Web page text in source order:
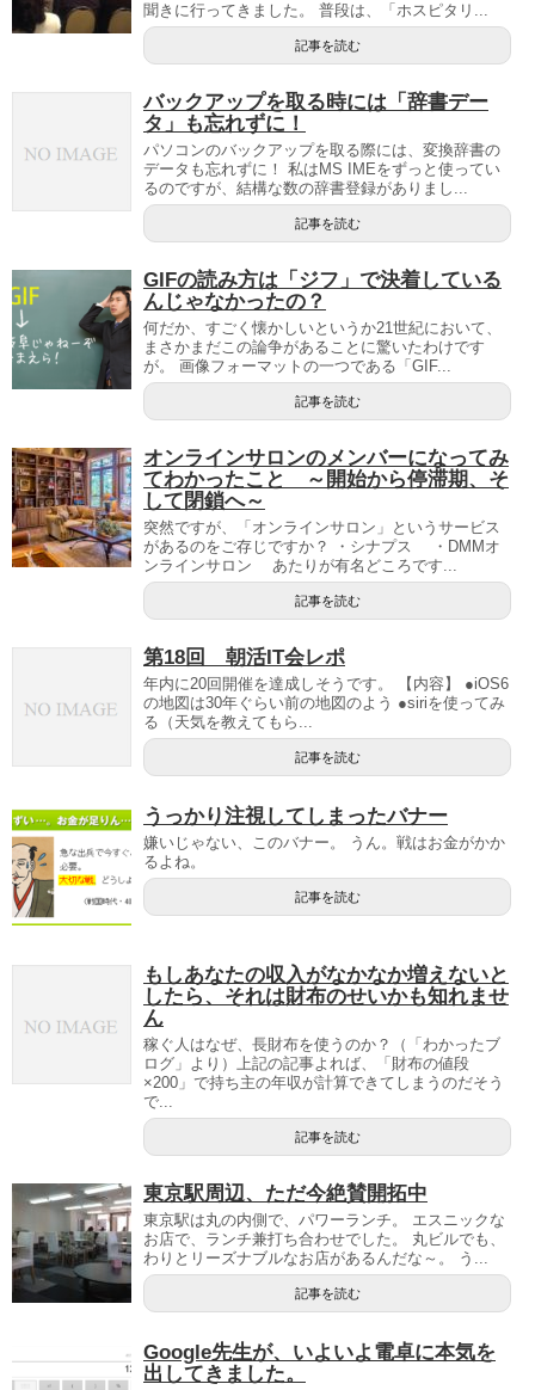
聞きに行ってきました。 普段は、「ホスピタリ...
記事を読む
バックアップを取る時には「辞書デー
タ」も忘れずに！
パソコンのバックアップを取る際には、変換辞書の
データも忘れずに！ 私はMS IMEをずっと使ってい
るのですが、結構な数の辞書登録がありまし...
記事を読む
GIFの読み方は「ジフ」で決着している
んじゃなかったの？
何だか、すごく懐かしいというか21世紀において、
まさかまだこの論争があることに驚いたわけです
が。 画像フォーマットの一つである「GIF...
記事を読む
オンラインサロンのメンバーになってみ
てわかったこと ～開始から停滞期、そ
して閉鎖へ～
突然ですが、「オンラインサロン」というサービス
があるのをご存じですか？ ・シナプス ・DMMオ
ンラインサロン あたりが有名どころです...
記事を読む
第18回 朝活IT会レポ
年内に20回開催を達成しそうです。 【内容】 ●iOS6
の地図は30年ぐらい前の地図のよう ●siriを使ってみ
る（天気を教えてもら...
記事を読む
うっかり注視してしまったバナー
嫌いじゃない、このバナー。 うん。戦はお金がかか
るよね。
記事を読む
もしあなたの収入がなかなか増えないと
したら、それは財布のせいかも知れませ
ん
稼ぐ人はなぜ、長財布を使うのか？（「わかったブ
ログ」より）上記の記事よれば、「財布の値段
×200」で持ち主の年収が計算できてしまうのだそう
で...
記事を読む
東京駅周辺、ただ今絶賛開拓中
東京駅は丸の内側で、パワーランチ。 エスニックな
お店で、ランチ兼打ち合わせでした。 丸ビルでも、
わりとリーズナブルなお店があるんだな～。 う...
記事を読む
Google先生が、いよいよ電卓に本気を
出してきました。